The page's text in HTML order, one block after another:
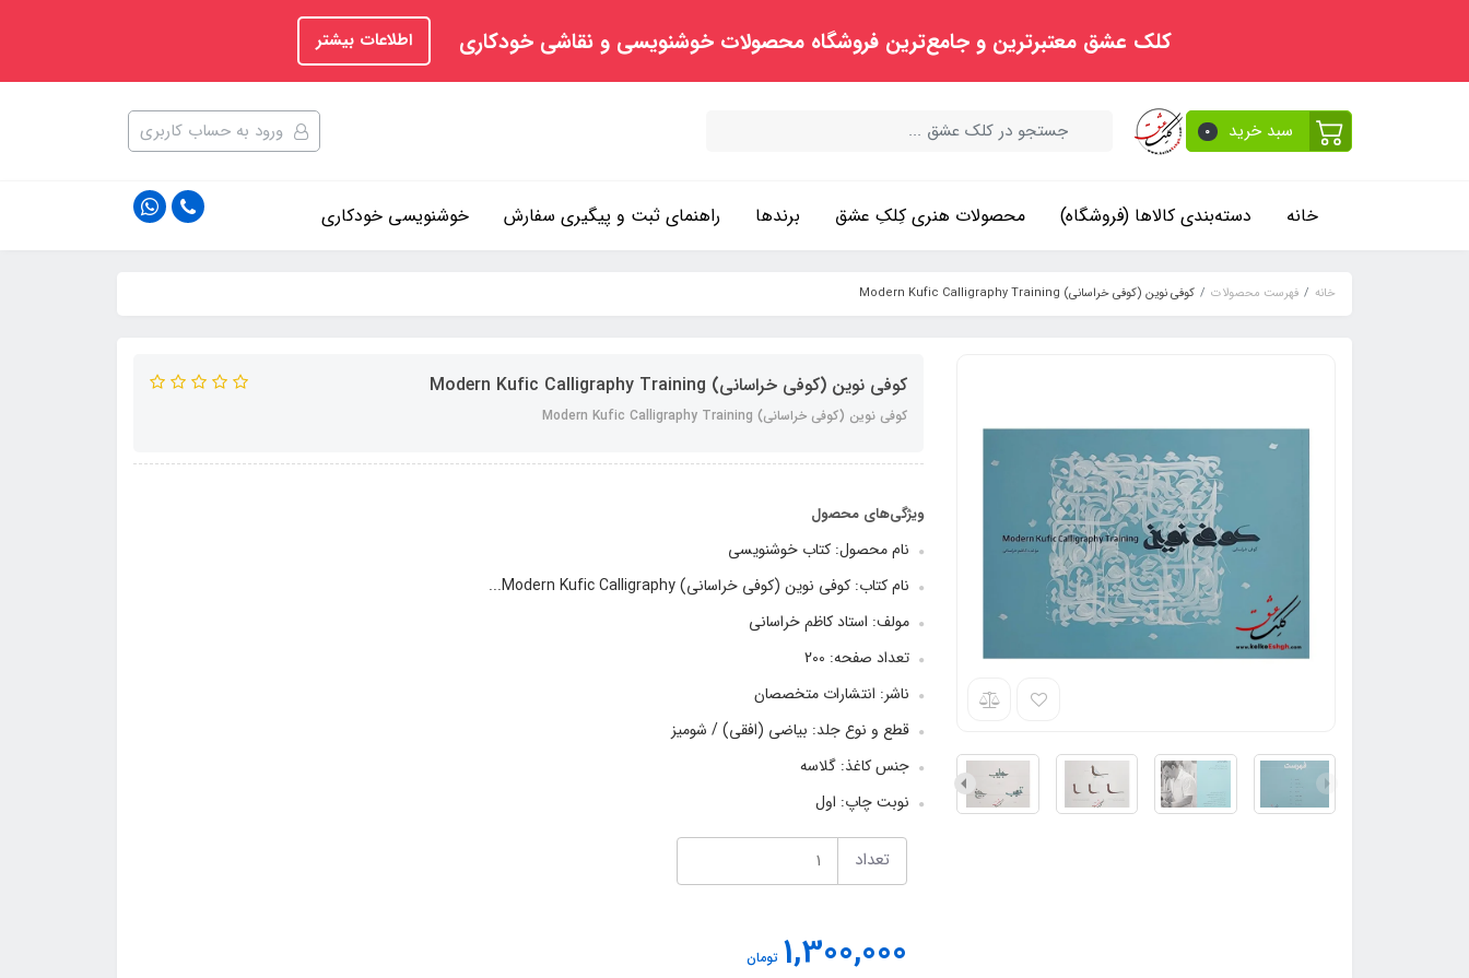
کلک عشق معتبرترین و جامع‌ترین فروشگاه محصولات خوشنویسی و نقاشی خودکاری اطلاعات بیشتر
سبد خرید 0 ورود به حساب کاربری
خانه دسته‌بندی کالاها (فروشگاه) محصولات هنری کِلکِ عشق برندها راهنمای ثبت و پیگیری سفارش خوشنویسی خودکاری
خانه فهرست محصولات کوفی نوین (کوفی خراسانی) Modern Kufic Calligraphy Training
کوفی نوین (کوفی خراسانی) Modern Kufic Calligraphy Training
کوفی نوین (کوفی خراسانی) Modern Kufic Calligraphy Training
ویژگی‌های محصول
نام محصول: کتاب خوشنویسی
نام کتاب: کوفی نوین (کوفی خراسانی) Modern Kufic Calligraphy...
مولف: استاد کاظم خراسانی
تعداد صفحه: 200
ناشر: انتشارات متخصصان
قطع و نوع جلد: بیاضی (افقی) / شومیز
جنس کاغذ: گلاسه
نوبت چاپ: اول
تعداد
1,300,000 تومان